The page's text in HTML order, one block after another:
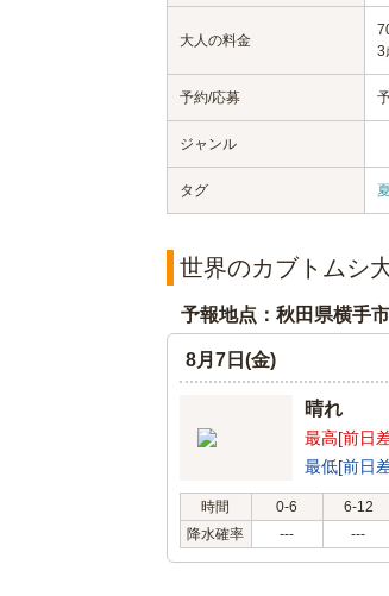
大人の料金
3
予約/応募
ジャンル
タグ
世界のカブトムシ
予報地点：秋田県横手市
8月7日(金)
晴れ
最高[前日
最低[前日
時間 0-6 6-12
降水確率
--- ---